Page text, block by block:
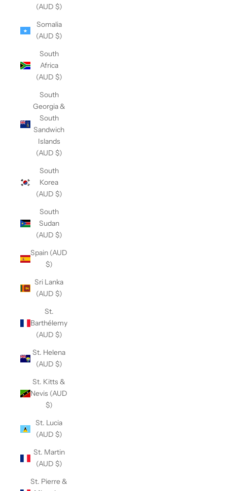
(AUD $)
Somalia
(AUD $)
South
Africa
(AUD $)
South
Georgia &
South
Sandwich
Islands
(AUD $)
South
Korea
(AUD $)
South
Sudan
(AUD $)
Spain (AUD
$)
Sri Lanka
(AUD $)
St.
Barthélemy
(AUD $)
St. Helena
(AUD $)
St. Kitts &
Nevis (AUD
$)
St. Lucia
(AUD $)
St. Martin
(AUD $)
St. Pierre &